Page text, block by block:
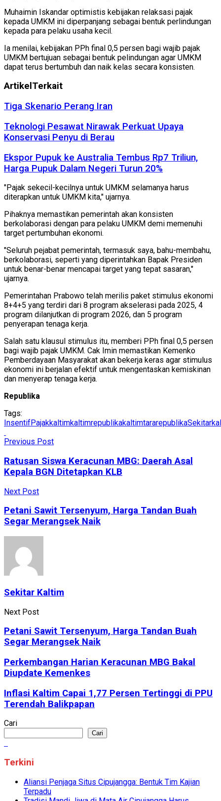
Muhaimin Iskandar optimistis kebijakan relaksasi pajak
kepada UMKM ini diperpanjang sebagai bentuk perlindungan
kepada para pelaku usaha kecil.
Ia menilai, kebijakan PPh final 0,5 persen bagi wajib pajak
UMKM bertujuan sebagai bentuk pelindungan agar UMKM
dapat terus bertumbuh dan naik kelas secara konsisten.
Artikel Terkait
Tiga Skenario Perang Iran
Teknologi Pesawat Nirawak Perkuat Upaya
Konservasi Penyu di Berau
Ekspor Pupuk ke Australia Tembus Rp7 Triliun,
Harga Pupuk Dalam Negeri Turun 20%
"Pajak sekecil-kecilnya untuk UMKM selamanya harus
diterapkan untuk UMKM kita," ujarnya.
Pihaknya memastikan pemerintah akan konsisten
berkolaborasi dengan para pelaku UMKM demi memenuhi
target pertumbuhan ekonomi.
"Seluruh pejabat pemerintah, termasuk saya, bahu-membahu,
berkolaborasi, seperti yang diperintahkan Bapak Presiden
untuk benar-benar mencapai target yang tepat sasaran,"
ujarnya.
Pemerintahan Prabowo telah merilis paket stimulus ekonomi
8+4+5 yang terdiri dari 8 program akselerasi pada 2025, 4
program dilanjutkan di program 2026, dan 5 program
penyerapan tenaga kerja.
Salah satu klausul stimulus itu, memberi PPh final 0,5 persen
bagi wajib pajak UMKM. Cak Imin memastikan Kemenko
Pemberdayaan Masyarakat akan bekerja keras agar stimulus
ekonomi ini berjalan efektif untuk mengentaskan kemiskinan
dan menyerap tenaga kerja.
Republika
Tags:
InsentifPajakkaltimkaltimrepublikakaltimtararepublika
Previous Post
Ratusan Siswa Keracunan MBG: Daerah Asal
Kepala BGN Ditetapkan KLB
Next Post
Petani Sawit Tersenyum, Harga Tandan Buah
Segar Merangsek Naik
Sekitar Kaltim
Next Post
Petani Sawit Tersenyum, Harga Tandan Buah
Segar Merangsek Naik
Perkembangan Harian Keracunan MBG Bakal
Diupdate Kemenkes
Inflasi Kaltim Capai 1,77 Persen Tertinggi di PPU
Terendah Balikpapan
Cari
Cari
Terkini
Aliansi Penjaga Situs Cipujangga: Bentuk Tim Kajian
Terpadu